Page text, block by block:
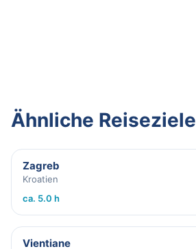
Ähnliche Reiseziele
Zagreb
Kroatien
ca. 5.0 h
Vientiane